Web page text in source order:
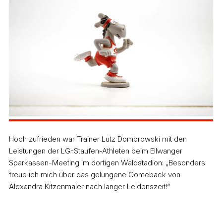
Hoch zufrieden war Trainer Lutz Dombrowski mit den
Leistungen der LG-Staufen-Athleten beim Ellwanger
Sparkassen-Meeting im dortigen Waldstadion: „Besonders
freue ich mich über das gelungene Comeback von
Alexandra Kitzenmaier nach langer Leidenszeit!“